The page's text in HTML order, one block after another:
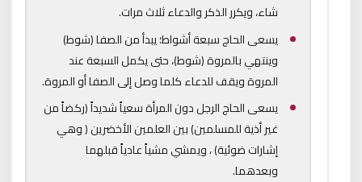
شاء، ويكرر الذكر والدعاء ثلاث مرات.
يسعى الحاج سبعة أشواط؛ يبدأ من الصفا (شوط)
وينتهي بالمروة (شوط)، حتى يكمل السبعة عند
المروة ويقف للدعاء كلما وصل إلى الصفا أو المروة.
يسعى الحاج الرجل دون المرأة سعياً شديداً (ركضاً من
غير أذية للمسلمين) بين العلمين الأخضرين ( وهي
إشارات ضوئية) ، ويمشي مشياً عادياً قبلهما
وبعدهما.